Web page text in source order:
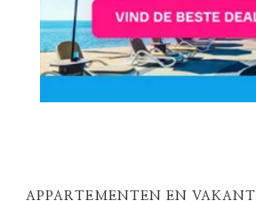
APPARTEMENTEN EN